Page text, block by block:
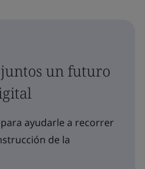
un futuro
ayudarle a recorrer
de la